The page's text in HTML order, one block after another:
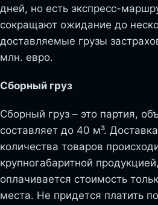
дней, но есть экспресс-
сокращают ожидание до
доставляемые грузы
млн. евро.
Сборный груз
Сборный груз – это партия,
составляет до 40 м³.
количества товаров
крупногабаритной
оплачивается стоимость
места. Не придется платить